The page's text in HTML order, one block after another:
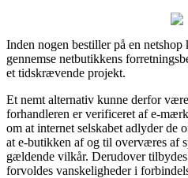
Inden nogen bestiller på en
gennemse netbutikkens
et tidskrævende projekt.
Et nemt alternativ kunne derfor
forhandleren er verificeret af e-
om at internet selskabet adlyder de
at e-butikken af og til overværes af
gældende vilkår. Derudover
forvoldes vanskeligheder i